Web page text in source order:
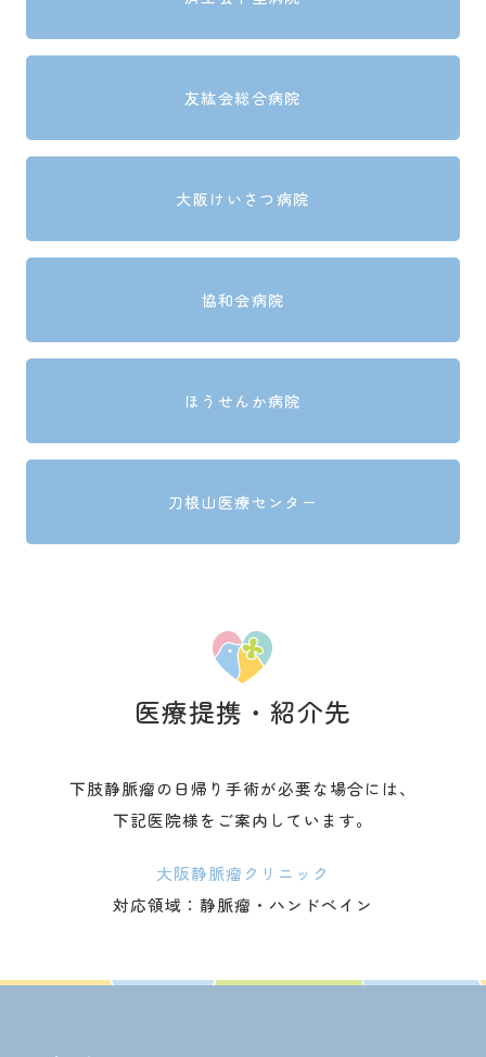
友紘会総合病院
大阪けいさつ病院
協和会病院
ほうせんか病院
刀根山医療センター
医療提携・紹介先
下肢静脈瘤の日帰り手術が必要な場合には、
下記医院様をご案内しています。
大阪静脈瘤クリニック
対応領域：静脈瘤・ハンドベイン